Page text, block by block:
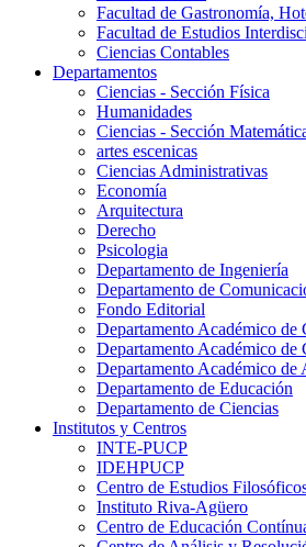
Facultad de Gastronomía,
Facultad de Estudios
Ciencias Contables
Departamentos
Ciencias - Sección Física
Humanidades
Ciencias - Sección
artes escenicas
Ciencias Administrativas
Economía
Arquitectura
Derecho
Psicologia
Departamento de Ingeniería
Departamento de
Fondo Editorial
Departamento Académico de
Departamento Académico de
Departamento Académico de
Departamento de Educación
Departamento de Ciencias
Institutos y Centros
INTE-PUCP
IDEHPUCP
Centro de Estudios
Instituto Riva-Agüero
Centro de Educación